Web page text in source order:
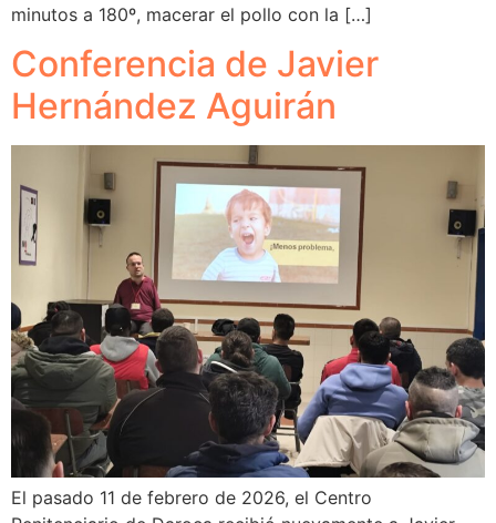
minutos a 180º, macerar el pollo con la […]
Conferencia de Javier
Hernández Aguirán
El pasado 11 de febrero de 2026, el Centro